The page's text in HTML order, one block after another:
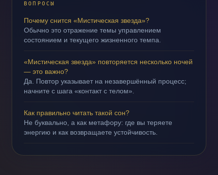
ВОПРОСЫ
Почему снится «Мистическая звезда»?
Обычно это отражение темы управлением
состоянием и текущего жизненного темпа.
«Мистическая звезда» повторяется несколько ночей
— это важно?
Да. Повтор указывает на незавершённый процесс;
начните с шага «контакт с телом».
Как правильно читать такой сон?
Не буквально, а как метафору: где вы теряете
энергию и как возвращаете устойчивость.